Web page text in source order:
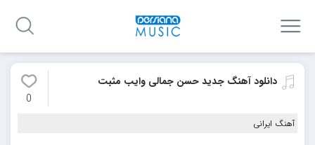
دانلود آهنگ جدید حسن جمالی وایب مثبت
0
آهنگ ایرانی